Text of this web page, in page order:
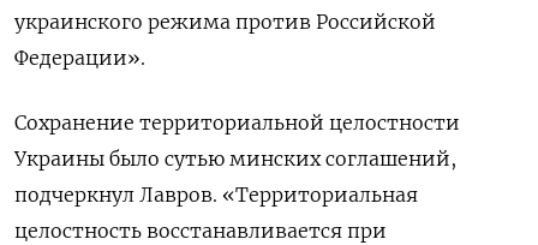
украинского режима против Российской
Федерации».
Сохранение территориальной целостности
Украины было сутью минских соглашений,
подчеркнул Лавров. «Территориальная
целостность восстанавливается при